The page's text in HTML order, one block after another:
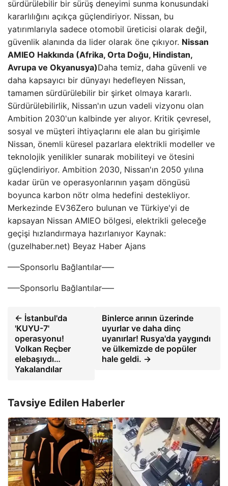
sürdürülebilir bir sürüş deneyimi sunma konusundaki
kararlılığını açıkça güçlendiriyor. Nissan, bu
yatırımlarıyla sadece otomobil üreticisi olarak değil,
güvenlik alanında da lider olarak öne çıkıyor. Nissan
AMIEO Hakkında (Afrika, Orta Doğu, Hindistan,
Avrupa ve Okyanusya)Daha temiz, daha güvenli ve
daha kapsayıcı bir dünyayı hedefleyen Nissan,
tamamen sürdürülebilir bir şirket olmaya kararlı.
Sürdürülebilirlik, Nissan'ın uzun vadeli vizyonu olan
Ambition 2030'un kalbinde yer alıyor. Kritik çevresel,
sosyal ve müşteri ihtiyaçlarını ele alan bu girişimle
Nissan, önemli küresel pazarlara elektrikli modeller ve
teknolojik yenilikler sunarak mobiliteyi ve ötesini
güçlendiriyor. Ambition 2030, Nissan'ın 2050 yılına
kadar ürün ve operasyonlarının yaşam döngüsü
boyunca karbon nötr olma hedefini destekliyor.
Merkezinde EV36Zero bulunan ve Türkiye'yi de
kapsayan Nissan AMIEO bölgesi, elektrikli geleceğe
geçişi hızlandırmaya hazırlanıyor Kaynak:
(guzelhaber.net) Beyaz Haber Ajans
—–Sponsorlu Bağlantılar—–
—–Sponsorlu Bağlantılar—–
← İstanbul'da
'KUYU-7'
operasyonu!
Volkan Reçber
elebaşıydı…
Yakalandılar
Binlerce arının üzerinde
uyurlar ve daha dinç
uyanırlar! Rusya'da yaygındı
ve ülkemizde de popüler
hale geldi. →
Tavsiye Edilen Haberler